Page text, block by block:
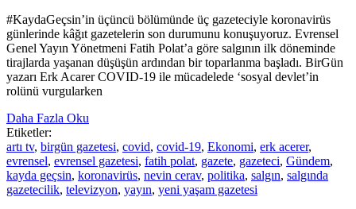
#KaydaGeçsin’in üçüncü bölümünde üç gazeteciyle koronavirüs
günlerinde kâğıt gazetelerin son durumunu konuşuyoruz. Evrensel
Genel Yayın Yönetmeni Fatih Polat’a göre salgının ilk döneminde
tirajlarda yaşanan düşüşün ardından bir toparlanma başladı. BirGün
yazarı Erk Acarer COVID-19 ile mücadelede ‘sosyal devlet’in
rolünü vurgularken
Daha Fazla Oku
Etiketler:
artı tv, birgün gazetesi, covid, covid-19, Ekonomi, erk acerer,
evrensel, evrensel gazetesi, fatih polat, gazete, gazeteci, Gündem,
kayda geçsin, koronavirüs, nevin cerav, politika, salgın, salgında
gazetecilik, televizyon, yayın, yeni yaşam gazetesi